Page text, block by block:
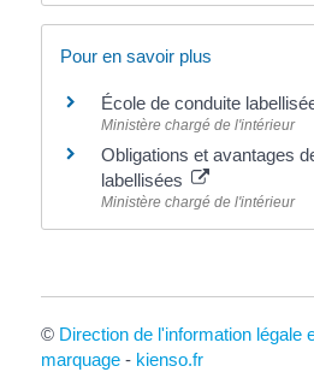
Pour en savoir plus
École de conduite
Ministère chargé de l'intérieur
Obligations et avantages
labellisées
Ministère chargé de l'intérieur
© Direction de l'information légale
marquage- kienso.fr